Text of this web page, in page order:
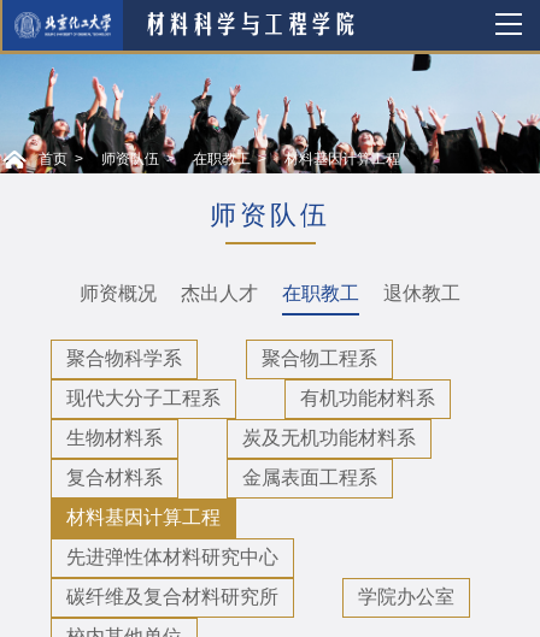
首页 师资队伍 在职教工 材料基因计算工程
师资队伍
师资概况 杰出人才 在职教工 退休教工
聚合物科学系
聚合物工程系
现代大分子工程系
有机功能材料系
生物材料系
炭及无机功能材料系
复合材料系
金属表面工程系
材料基因计算工程
先进弹性体材料研究中心
碳纤维及复合材料研究所
学院办公室